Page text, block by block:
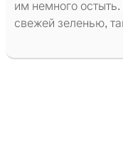
им немного
свежей зеленью,